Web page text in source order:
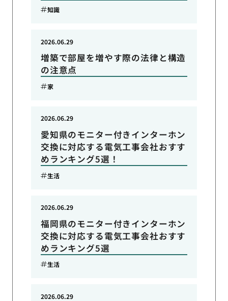
知識
増築で部屋を増やす際の法律と構造
の注意点
2026.06.29
家
愛知県のモニター付きインターホン
交換に対応する電気工事会社おすす
めランキング5選！
2026.06.29
生活
福岡県のモニター付きインターホン
交換に対応する電気工事会社おすす
めランキング5選
2026.06.29
生活
2026.06.29